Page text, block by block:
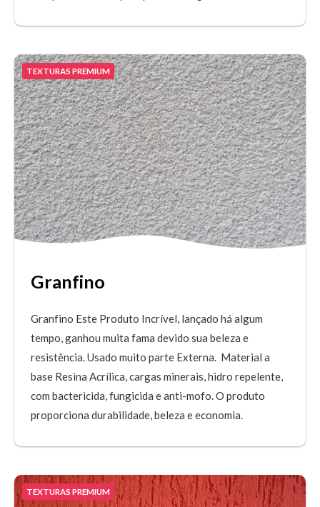
TEXTURAS PREMIUM
Granfino
Granfino Este Produto Incrível, lançado há algum
tempo, ganhou muita fama devido sua beleza e
resistência. Usado muito parte Externa. Material a
base Resina Acrílica, cargas minerais, hidro repelente,
com bactericida, fungicida e anti-mofo. O produto
proporciona durabilidade, beleza e economia.
TEXTURAS PREMIUM